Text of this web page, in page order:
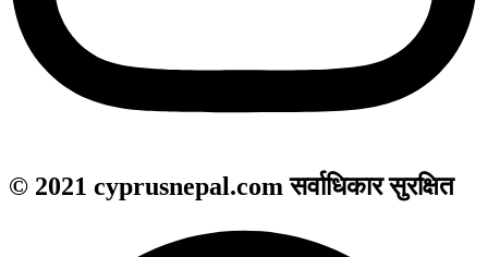
© 2021 cyprusnepal.com सर्वाधिकार सुरक्षित